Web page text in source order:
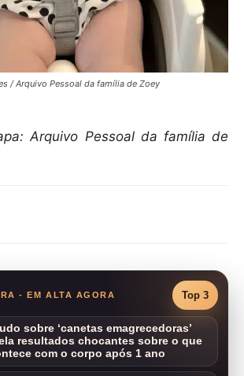
/Arquivo Pessoal da família de Zoey
Arquivo Pessoal da família de
- EM ALTA AGORA Top 3
sobre ‘canetas emagrecedoras’
resultados chocantes sobre o que
com o corpo após 1 ano